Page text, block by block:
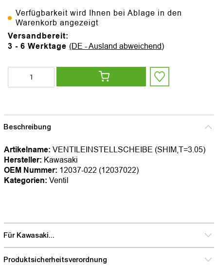
Verfügbarkeit wird Ihnen bei Ablage in den
Warenkorb angezeigt
Versandbereit:
3 - 6 Werktage (DE - Ausland abweichend)
Beschreibung
Artikelname: VENTILEINSTELLSCHEIBE (SHIM,T=3.05)
Hersteller: Kawasaki
OEM Nummer: 12037-022 (12037022)
Kategorien: Ventil
Für Kawasaki...
Produktsicherheitsverordnung